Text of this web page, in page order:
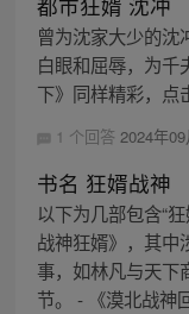
曾为沈家大少的沈
白眼和屈辱，为千
下》同样精彩，点
1 个回答 2024年
书名 狂婿战神
以下为几部包含“
战神狂婿》，其中
事，如林凡与天下
节。 - 《漠北战神